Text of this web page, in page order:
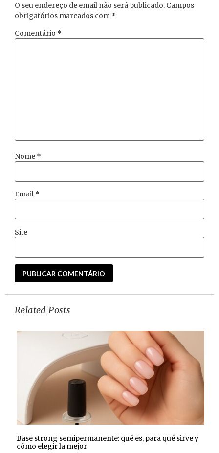
O seu endereço de email não será publicado. Campos
obrigatórios marcados com *
Comentário *
Nome *
Email *
Site
Related Posts
Base strong semipermanente: qué es, para qué sirve y
cómo elegir la mejor